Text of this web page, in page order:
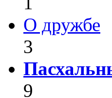
О дружбе
3
9